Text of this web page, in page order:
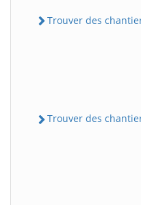
Trouver des
Trouver des